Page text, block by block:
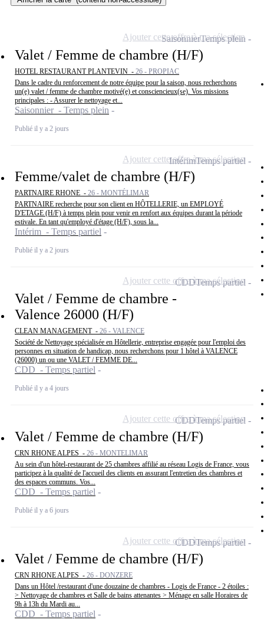
Valet / Femme de chambre (H/F)
HOTEL RESTAURANT PLANTEVIN - 26 - PROPIAC
Dans le cadre du renforcement de notre équipe pour la saison, nous recherchons
un(e) valet / femme de chambre motivé(e) et consciencieux(se). Vos missions
principales : - Assurer le nettoyage et...
Saisonnier - Temps plein
Publié il y a 2 jours
SaisonnierTemps plein
Ajouter cette offre à ma sélection
Femme/valet de chambre (H/F)
PARTNAIRE RHONE - 26 - MONTÉLIMAR
PARTNAIRE recherche pour son client en HÔTELLERIE, un EMPLOYÉ
D'ETAGE (H/F) à temps plein pour venir en renfort aux équipes durant la période
estivale. En tant qu'employé d'étage (H/F), sous la...
Intérim - Temps partiel
Publié il y a 2 jours
IntérimTemps partiel
Ajouter cette offre à ma sélection
Valet / Femme de chambre -
Valence 26000 (H/F)
CLEAN MANAGEMENT - 26 - VALENCE
Société de Nettoyage spécialisée en Hôtellerie, entreprise engagée pour l'emploi des
personnes en situation de handicap, nous recherchons pour 1 hôtel à VALENCE
(26000) un ou une VALET / FEMME DE...
CDD - Temps partiel
Publié il y a 4 jours
CDDTemps partiel
Ajouter cette offre à ma sélection
Valet / Femme de chambre (H/F)
CRN RHONE ALPES - 26 - MONTELIMAR
Au sein d'un hôtel-restaurant de 25 chambres affilié au réseau Logis de France, vous
participez à la qualité de l'accueil des clients en assurant l'entretien des chambres et
des espaces communs. Vos...
CDD - Temps partiel
Publié il y a 6 jours
CDDTemps partiel
Ajouter cette offre à ma sélection
Valet / Femme de chambre (H/F)
CRN RHONE ALPES - 26 - DONZERE
Dans un Hôtel /restaurant d'une douzaine de chambres - Logis de France - 2 étoiles :
> Nettoyage de chambres et Salle de bains attenantes > Ménage en salle Horaires de
9h à 13h du Mardi au...
CDD - Temps partiel
CDDTemps partiel
Ajouter cette offre à ma sélection